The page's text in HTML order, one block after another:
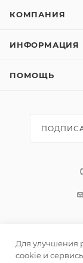
КОМПАНИЯ
ИНФОРМАЦИЯ
ПОМОЩЬ
Для улучшения
cookie и